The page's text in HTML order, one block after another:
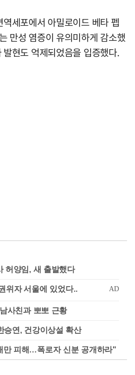
세포에서 아밀로이드 베타 펩
만성 염증이 유의미하게 감소했
현도 억제되었음을 입증했다.
허양임, 새 출발했다
사친과 뽀뽀 근황
승연, 건강이상설 확산
만 피해…폭로자 신분 공개하라"